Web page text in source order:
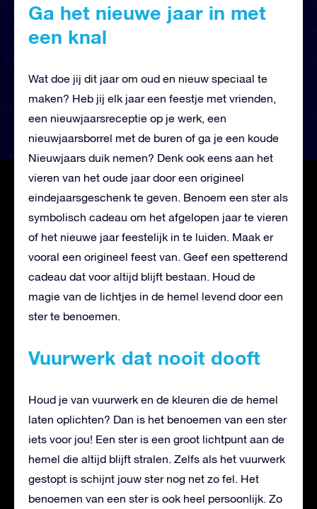
Ga het nieuwe jaar in met
een knal
Wat doe jij dit jaar om oud en nieuw speciaal te
maken? Heb jij elk jaar een feestje met vrienden,
een nieuwjaarsreceptie op je werk, een
nieuwjaarsborrel met de buren of ga je een koude
Nieuwjaars duik nemen? Denk ook eens aan het
vieren van het oude jaar door een origineel
eindejaarsgeschenk te geven. Benoem een ster als
symbolisch cadeau om het afgelopen jaar te vieren
of het nieuwe jaar feestelijk in te luiden. Maak er
vooral een origineel feest van. Geef een spetterend
cadeau dat voor altijd blijft bestaan. Houd de
magie van de lichtjes in de hemel levend door een
ster te benoemen.
Vuurwerk dat nooit dooft
Houd je van vuurwerk en de kleuren die de hemel
laten oplichten? Dan is het benoemen van een ster
iets voor jou! Een ster is een groot lichtpunt aan de
hemel die altijd blijft stralen. Zelfs als het vuurwerk
gestopt is schijnt jouw ster nog net zo fel. Het
benoemen van een ster is ook heel persoonlijk. Zo